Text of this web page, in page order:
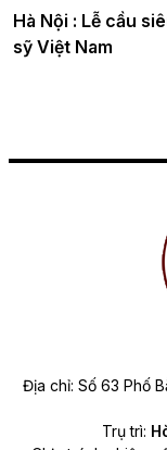
Hà Nội : Lễ cầu
sỹ Việt Nam
Địa chỉ: Số 63 Phố
Trụ trì: